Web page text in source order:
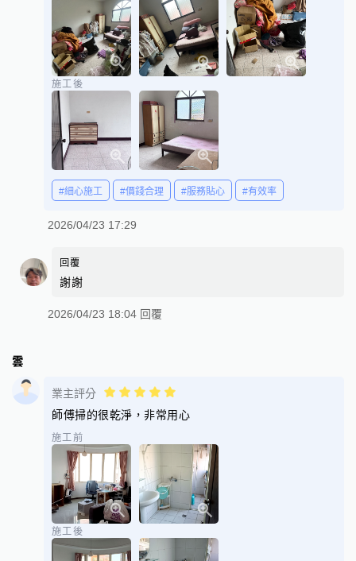
施工後
#細心施工 #價錢合理 #服務貼心 #有效率
2026/04/23 17:29
回覆
謝謝
2026/04/23 18:04 回覆
雲
業主評分
師傅掃的很乾淨，非常用心
施工前
施工後